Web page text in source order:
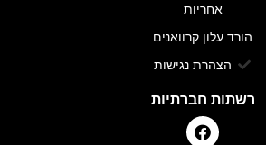
אחריות
הורד עלון קרוואנים
הצהרת נגישות
רשתות חברתיות